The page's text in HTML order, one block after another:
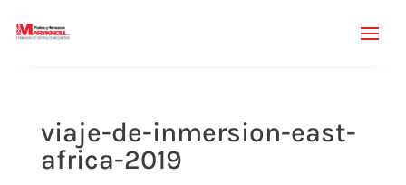
viaje-de-inmersion-east-
africa-2019